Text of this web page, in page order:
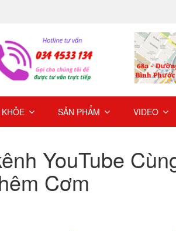
SẢN PHẨM VIDEO
YouTube
Cơm